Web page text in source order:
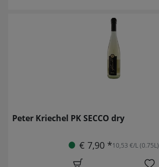
Peter Kriechel PK SECCO dry
€ 7,90 *10,53 €/L (0.75L)